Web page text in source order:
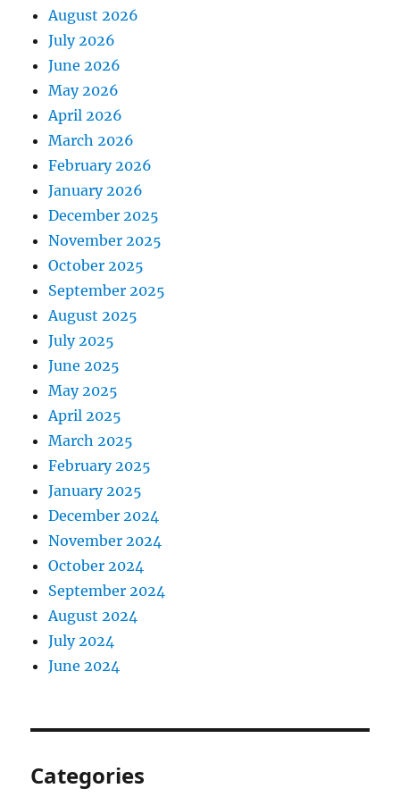
August 2026
July 2026
June 2026
May 2026
April 2026
March 2026
February 2026
January 2026
December 2025
November 2025
October 2025
September 2025
August 2025
July 2025
June 2025
May 2025
April 2025
March 2025
February 2025
January 2025
December 2024
November 2024
October 2024
September 2024
August 2024
July 2024
June 2024
Categories